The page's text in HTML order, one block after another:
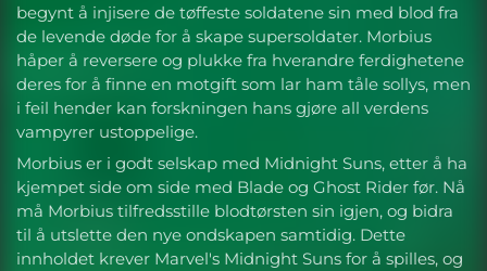
begynt å injisere de tøffeste soldatene sin med blod fra
de levende døde for å skape supersoldater. Morbius
håper å reversere og plukke fra hverandre ferdighetene
deres for å finne en motgift som lar ham tåle sollys, men
i feil hender kan forskningen hans gjøre all verdens
vampyrer ustoppelige.
Morbius er i godt selskap med Midnight Suns, etter å ha
kjempet side om side med Blade og Ghost Rider før. Nå
må Morbius tilfredsstille blodtørsten sin igjen, og bidra
til å utslette den nye ondskapen samtidig. Dette
innholdet krever Marvel's Midnight Suns for å spilles, og